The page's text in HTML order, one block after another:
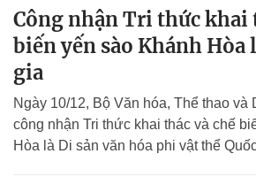
Công nhận Tri thức khai
biến yến sào Khánh Hòa
gia
Ngày 10/12, Bộ Văn hóa, Thể thao và
công nhận Tri thức khai thác và chế
Hòa là Di sản văn hóa phi vật thể